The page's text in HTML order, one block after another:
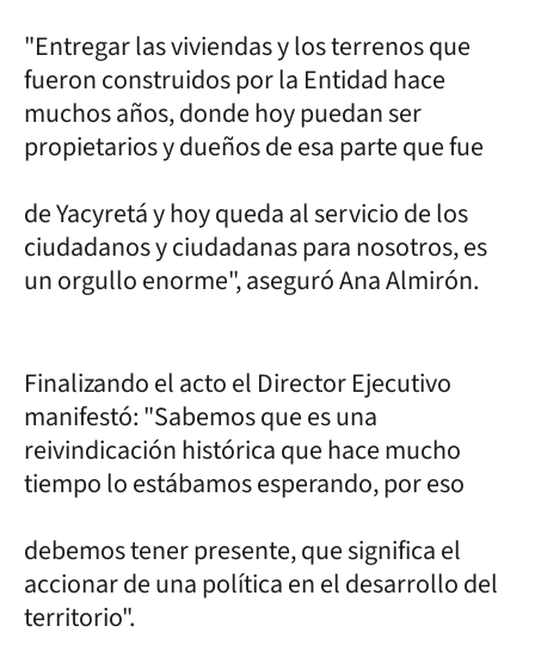
"Entregar las viviendas y los terrenos que
fueron construidos por la Entidad hace
muchos años, donde hoy puedan ser
propietarios y dueños de esa parte que fue
de Yacyretá y hoy queda al servicio de los
ciudadanos y ciudadanas para nosotros, es
un orgullo enorme", aseguró Ana Almirón.
Finalizando el acto el Director Ejecutivo
manifestó: "Sabemos que es una
reivindicación histórica que hace mucho
tiempo lo estábamos esperando, por eso
debemos tener presente, que significa el
accionar de una política en el desarrollo del
territorio".